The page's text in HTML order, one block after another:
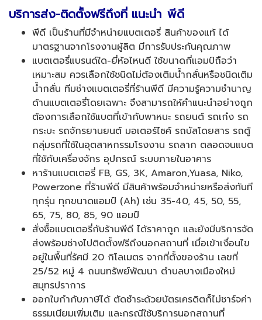
บริการส่ง-ติดตั้งฟรีถึงที่ แนะนำ พีดี
พีดี เป็นร้านที่มีจำหน่ายแบตเตอรี่ สินค้าของแท้ ได้
มาตรฐานจากโรงงานผู้ลิต มีการรับประกันคุณภาพ
แบตเตอรี่แบรนด์ใด-ยี่ห้อไหนดี ใช้ขนาดกี่แอมป์ถือว่า
เหมาะสม ควรเลือกใช้ชนิดไม่ต้องเติมน้ำกลั่นหรือชนิดเติม
น้ำกลั่น ทีมช่างแบตเตอรี่ที่ร้านพีดี มีความรู้ความชำนาญ
ด้านแบตเตอรี่โดยเฉพาะ จึงสามารถให้คำแนะนำอย่างถูก
ต้องการเลือกใช้แบตที่เข้ากับพาหนะ รถยนต์ รถเก๋ง รถ
กระบะ รถจักรยานยนต์ มอเตอร์ไซค์ รถบัสโดยสาร รถตู้
กลุ่มรถที่ใช้ในอุตสาหกรรมโรงงาน รถลาก ตลอดจนแบต
ที่ใช้กับเครื่องจักร อุปกรณ์ ระบบภายในอาคาร
หาร้านแบตเตอรี่ FB, GS, 3K, Amaron,Yuasa, Niko,
Powerzone ที่ร้านพีดี มีสินค้าพร้อมจำหน่ายหรือส่งทันที
ทุกรุ่น ทุกขนาดแอมป์ (Ah) เช่น 35-40, 45, 50, 55,
65, 75, 80, 85, 90 แอมป์
สั่งซื้อแบตเตอรี่กับร้านพีดี ได้ราคาถูก และยังมีบริการจัด
ส่งพร้อมช่างไปติดตั้งฟรีถึงนอกสถานที่ เมื่อเข้าเงื่อนไข
อยู่ในพื้นที่รัศมี 20 กิโลเมตร จากที่ตั้งของร้าน เลขที่
25/52 หมู่ 4 ถนนทรัพย์พัฒนา ตำบลบางเมืองใหม่
สมุทรปราการ
ออกใบกำกับภาษีได้ ตัดชำระด้วยบัตรเครดิตก็ไม่ชาร์จค่า
ธรรมเนียมเพิ่มเติม และกรณีใช้บริการนอกสถานที่